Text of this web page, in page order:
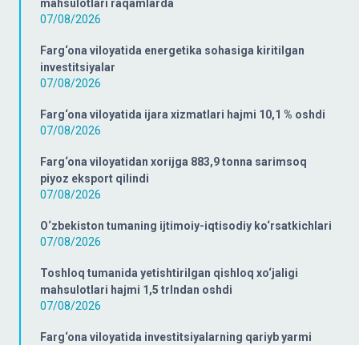
mahsulotlari raqamlarda
07/08/2026
Farg‘ona viloyatida energetika sohasiga kiritilgan
investitsiyalar
07/08/2026
Farg‘ona viloyatida ijara xizmatlari hajmi 10,1 % oshdi
07/08/2026
Farg‘ona viloyatidan xorijga 883,9 tonna sarimsoq
piyoz eksport qilindi
07/08/2026
O‘zbekiston tumaning ijtimoiy-iqtisodiy ko‘rsatkichlari
07/08/2026
Toshloq tumanida yetishtirilgan qishloq xo‘jaligi
mahsulotlari hajmi 1,5 trlndan oshdi
07/08/2026
Farg‘ona viloyatida investitsiyalarning qariyb yarmi